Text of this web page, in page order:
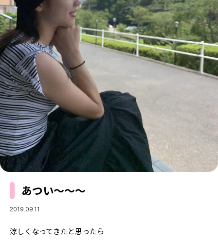
モデルの購入品
おでかけ
お悩み相談
MODEL'S BLOG
TikTok
Instagram
YouTube
FORTUNE
ゲッターズ飯田
MISS SEVENTEEN
ミスセブンティーンニュース
MAGAZINE
バックナンバー
INFORMATION
Seventeen
あつい〜〜〜
2019.09.11
涼しくなってきたと思ったら